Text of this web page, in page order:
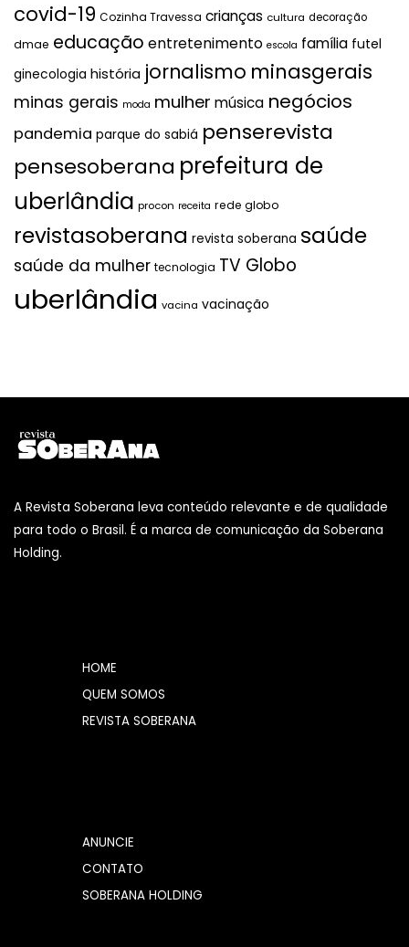
covid-19 Cozinha Travessa crianças cultura decoração
dmae educação entretenimento escola família futel
ginecologia história jornalismo minasgerais
minas gerais moda mulher música negócios
pandemia parque do sabiá penserevista
pensesoberana prefeitura de
uberlândia procon receita rede globo
revistasoberana revista soberana saúde
saúde da mulher tecnologia TV Globo
uberlândia vacina vacinação
A Revista Soberana leva conteúdo relevante e de qualidade
para todo o Brasil. É a marca de comunicação da Soberana
Holding.
HOME
QUEM SOMOS
REVISTA SOBERANA
ANUNCIE
CONTATO
SOBERANA HOLDING